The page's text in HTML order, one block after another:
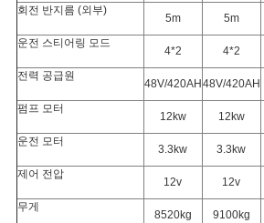
회전 반지름 (외부)
5m 5m
운전 스티어링 모드
4*2 4*2
전력 공급원
48V/420AH 48V/420AH
펌프 모터
12kw 12kw
운전 모터
3.3kw 3.3kw
제어 전압
12v 12v
무게
8520kg 9100kg